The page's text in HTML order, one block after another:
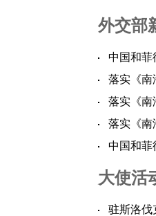
外交部
中国和菲
落实《南
落实《南
落实《南
中国和菲
大使活
驻斯洛伐